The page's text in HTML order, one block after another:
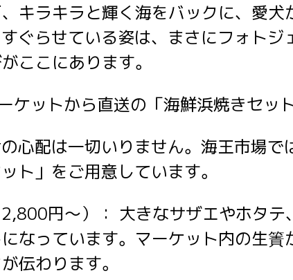
キラキラと輝く海をバックに、愛犬
ぐらせている姿は、まさにフォトジ
ここにあります。
ケットから直送の「海鮮浜焼きセッ
心配は一切いりません。海王市場
ト」をご用意しています。
円〜）： 大きなサザエやホタテ
なっています。マーケット内の生簀
伝わります。